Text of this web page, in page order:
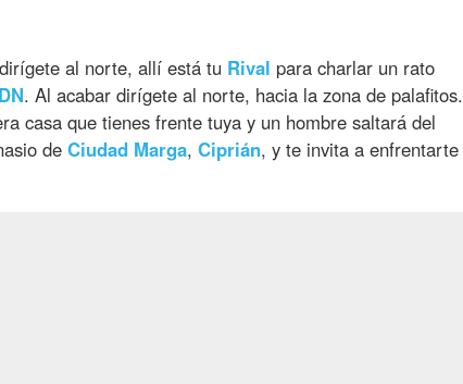
dirígete al norte, allí está tu Rival para charlar un rato
. Al acabar dirígete al norte, hacia la zona de palafitos.
casa que tienes frente tuya y un hombre saltará del
de Ciudad Marga, Ciprián, y te invita a enfrentarte